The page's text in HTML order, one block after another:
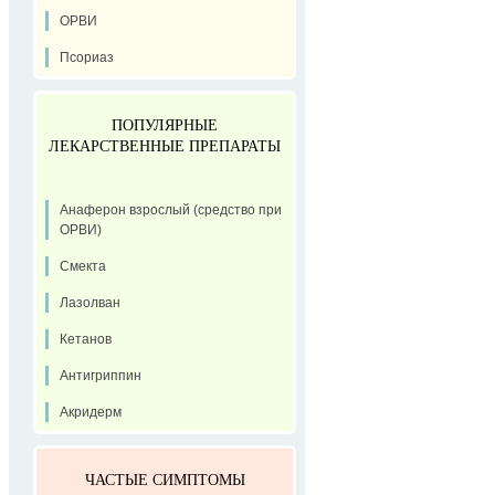
ОРВИ
Псориаз
ПОПУЛЯРНЫЕ
ЛЕКАРСТВЕННЫЕ ПРЕПАРАТЫ
Анаферон взрослый (средство при
ОРВИ)
Смекта
Лазолван
Кетанов
Антигриппин
Акридерм
ЧАСТЫЕ СИМПТОМЫ